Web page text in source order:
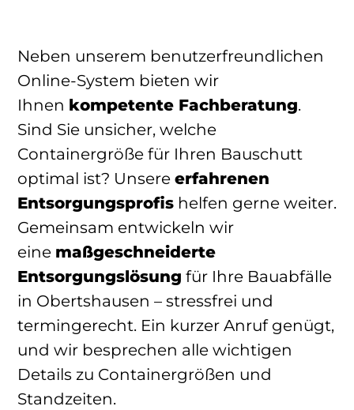
Neben unserem benutzerfreundlichen
Online-System bieten wir
Ihnen kompetente Fachberatung.
Sind Sie unsicher, welche
Containergröße für Ihren Bauschutt
optimal ist? Unsere erfahrenen
Entsorgungsprofis helfen gerne weiter.
Gemeinsam entwickeln wir
eine maßgeschneiderte
Entsorgungslösung für Ihre Bauabfälle
in Obertshausen – stressfrei und
termingerecht. Ein kurzer Anruf genügt,
und wir besprechen alle wichtigen
Details zu Containergrößen und
Standzeiten.